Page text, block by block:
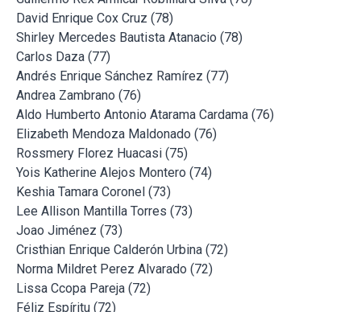
David Enrique Cox Cruz (78)
Shirley Mercedes Bautista Atanacio (78)
Carlos Daza (77)
Andrés Enrique Sánchez Ramírez (77)
Andrea Zambrano (76)
Aldo Humberto Antonio Atarama Cardama (76)
Elizabeth Mendoza Maldonado (76)
Rossmery Florez Huacasi (75)
Yois Katherine Alejos Montero (74)
Keshia Tamara Coronel (73)
Lee Allison Mantilla Torres (73)
Joao Jiménez (73)
Cristhian Enrique Calderón Urbina (72)
Norma Mildret Perez Alvarado (72)
Lissa Ccopa Pareja (72)
Féliz Espíritu (72)